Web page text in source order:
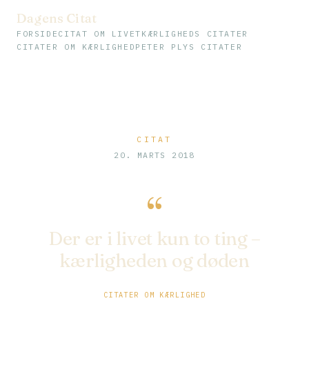
Dagens Citat
FORSIDE CITAT OM LIVET KÆRLIGHEDS CITATER
CITATER OM KÆRLIGHED PETER PLYS CITATER
CITAT
20. MARTS 2018
“
Der er i livet kun to ting –
kærligheden og døden
CITATER OM KÆRLIGHED